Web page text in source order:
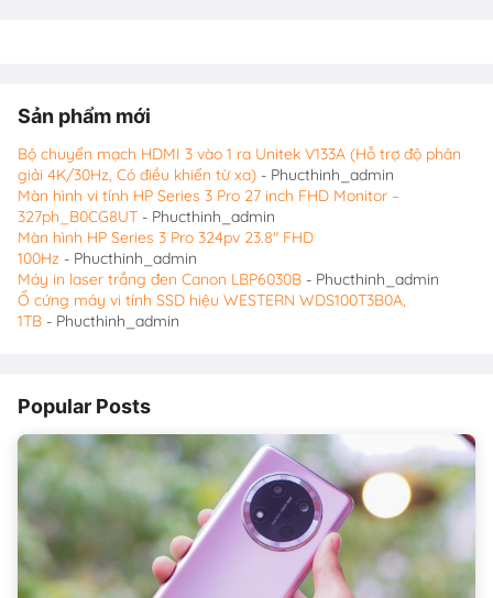
Sản phẩm mới
Bộ chuyển mạch HDMI 3 vào 1 ra Unitek V133A (Hỗ trợ độ phân
giải 4K/30Hz, Có điều khiển từ xa) - Phucthinh_admin
Màn hình vi tính HP Series 3 Pro 27 inch FHD Monitor –
327ph_B0CG8UT - Phucthinh_admin
Màn hình HP Series 3 Pro 324pv 23.8″ FHD
100Hz - Phucthinh_admin
Máy in laser trắng đen Canon LBP6030B - Phucthinh_admin
Ổ cứng máy vi tính SSD hiệu WESTERN WDS100T3B0A,
1TB - Phucthinh_admin
Popular Posts